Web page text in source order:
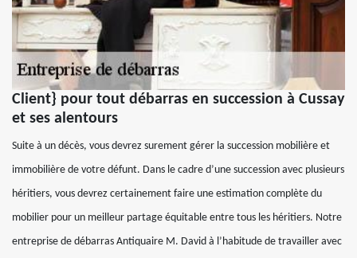
Client} pour tout débarras en succession à Cussay
et ses alentours
Suite à un décès, vous devrez surement gérer la succession mobilière et
immobilière de votre défunt. Dans le cadre d’une succession avec plusieurs
héritiers, vous devrez certainement faire une estimation complète du
mobilier pour un meilleur partage équitable entre tous les héritiers. Notre
entreprise de débarras Antiquaire M. David à l’habitude de travailler avec